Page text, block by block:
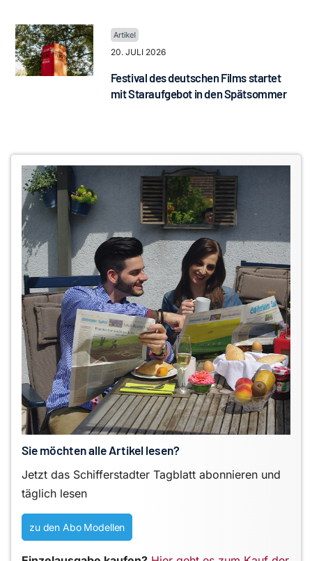
20. JULI 2026
Festival des deutschen Films startet
mit Staraufgebot in den Spätsommer
Sie möchten alle Artikel lesen?
Jetzt das Schifferstadter Tagblatt abonnieren und
täglich lesen
zu den Abo Modellen